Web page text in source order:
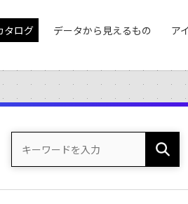
タログ データから見えるもの ア